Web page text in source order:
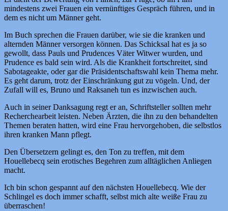
mindestens zwei Frauen ein vernünftiges Gespräch führen, und in
dem es nicht um Männer geht.
Im Buch sprechen die Frauen darüber, wie sie die kranken und
alternden Männer versorgen können. Das Schicksal hat es ja so
gewollt, dass Pauls und Prudences Väter Witwer wurden, und
Prudence es bald sein wird. Als die Krankheit fortschreitet, sind
Sabotageakte, oder gar die Präsidentschaftswahl kein Thema mehr.
Es geht darum, trotz der Einschränkung gut zu vögeln. Und, der
Zufall will es, Bruno und Raksaneh tun es inzwischen auch.
Auch in seiner Danksagung regt er an, Schriftsteller sollten mehr
Recherchearbeit leisten. Neben Ärzten, die ihn zu den behandelten
Themen beraten hatten, wird eine Frau hervorgehoben, die selbstlos
ihren kranken Mann pflegt.
Den Übersetzern gelingt es, den Ton zu treffen, mit dem
Houellebecq sein erotisches Begehren zum alltäglichen Anliegen
macht.
Ich bin schon gespannt auf den nächsten Houellebecq. Wie der
Schlingel es doch immer schafft, selbst mich alte weiße Frau zu
überraschen!